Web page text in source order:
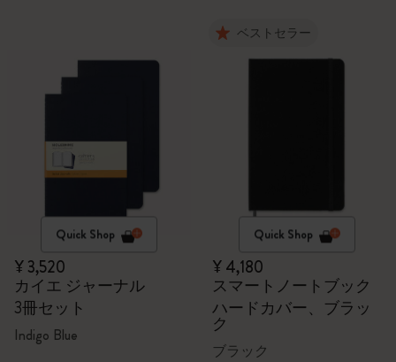
Quick Shop
¥ 3,520
カイエ ジャーナル
3冊セット
Indigo Blue
ベストセラー
Quick Shop
¥ 4,180
スマートノートブック
ハードカバー、ブラッ
ク
ブラック